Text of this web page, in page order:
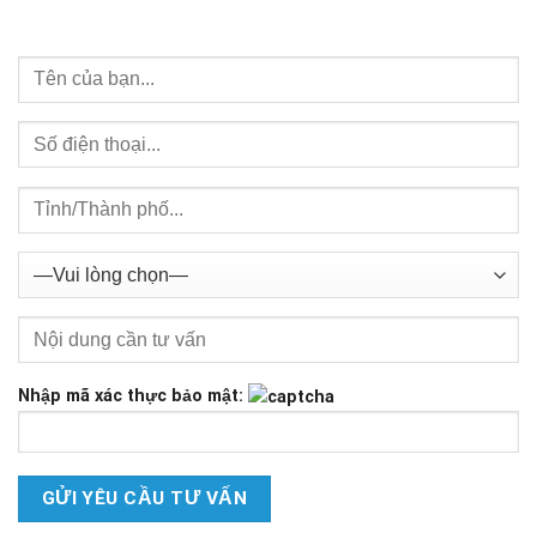
Nhập mã xác thực bảo mật: